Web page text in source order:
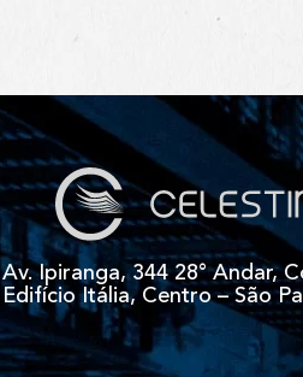
Av. Ipiranga, 344 28° Andar,
Edifício Itália, Centro – São